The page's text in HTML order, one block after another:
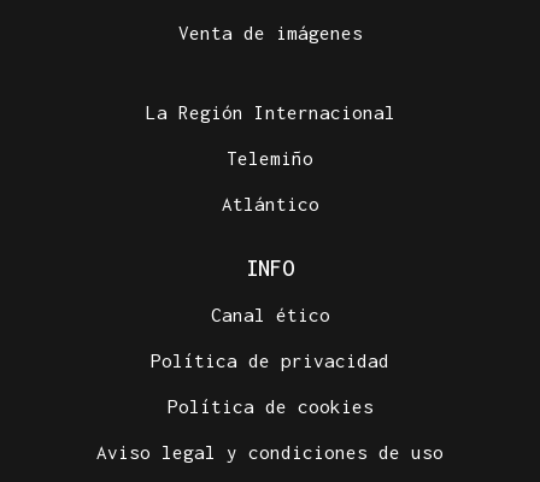
Venta de imágenes
La Región Internacional
Telemiño
Atlántico
INFO
Canal ético
Política de privacidad
Política de cookies
Aviso legal y condiciones de uso